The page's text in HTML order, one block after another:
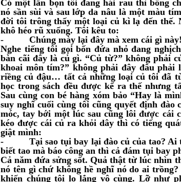
Có một lần bọn tôi đang hái rau thì bỗng
nó sần sùi và sau lớp da nâu là một màu
đời tôi trông thấy một loại củ kì lạ đến thế.
khô héo rũ xuống. Tôi kêu to:
- Chúng mày lại đây mà xem cái gì này!
Nghe tiếng tôi gọi bốn đứa nhỏ đang
bàn cãi đây là củ gì. “Củ từ?” không phải
khoai môn tím?” không phải đây đâu
riềng củ đậu… tất cả những loại củ tôi đã
học trong sách đều được kể ra thế nhưng
Sau cùng con bé hàng xóm bảo “Hay là
suy nghĩ cuối cùng tôi cũng quyết định đào
móc, tay bới một lúc sau cũng lôi được cái
kéo được cái củ ra khỏi dây thì có tiếng
giật mình:
- Tại sao tụi bay lại đào củ của tao? Ai
biết tao mà báo công an thì cả đám tụi bay
Cả năm đứa sửng sốt. Quả thật từ lúc nhìn
nó tên gì chứ không hề nghĩ nó do ai
khiến chúng tôi lo lắng vô cùng. Lỡ như